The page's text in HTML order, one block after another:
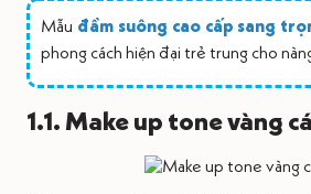
Mẫu đầm suông cao cấp sang
phong cách hiện đại trẻ trung cho
1.1. Make up tone vàng